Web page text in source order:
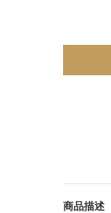
商品描述